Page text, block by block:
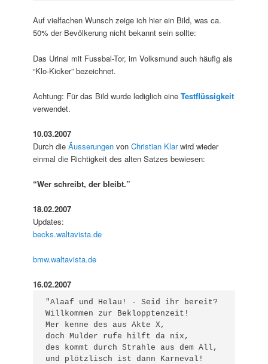
Auf vielfachen Wunsch zeige ich hier ein Bild, was ca.
50% der Bevölkerung nicht bekannt sein sollte:
Das Urinal mit Fussbal-Tor, im Volksmund auch häufig als
“Klo-Kicker” bezeichnet.
Achtung: Für das Bild wurde lediglich eineTestflüssigkeit
verwendet.
10.03.2007
Durch dieÄusserungen vonChristian Klarwird wieder
einmal die Richtigkeit des alten Satzes bewiesen:
“Wer schreibt, der bleibt.”
18.02.2007
Updates:
becks.waltavista.de
bmw.waltavista.de
16.02.2007
"Alaaf und Helau! - Seid ihr bereit?
Willkommen zur Beklopptenzeit!
Mer kenne des aus Akte X,
doch Mulder rufe hilft da nix,
des kommt durch Strahle aus dem All,
und plötzlisch ist dann Karneval!